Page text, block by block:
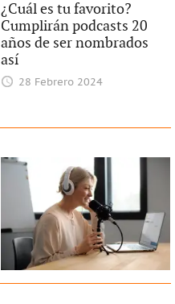
¿Cuál es tu favorito?
Cumplirán podcasts 20
años de ser nombrados
así
28 Febrero 2024